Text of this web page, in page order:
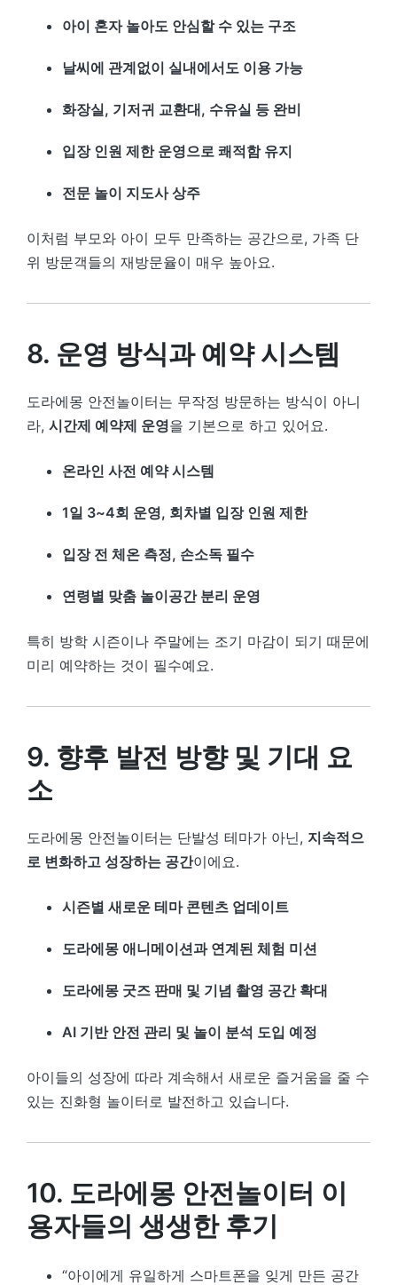
아이 혼자 놀아도 안심할 수 있는 구조
날씨에 관계없이 실내에서도 이용 가능
화장실, 기저귀 교환대, 수유실 등 완비
입장 인원 제한 운영으로 쾌적함 유지
전문 놀이 지도사 상주
이처럼 부모와 아이 모두 만족하는 공간으로, 가족 단
위 방문객들의 재방문율이 매우 높아요.
8. 운영 방식과 예약 시스템
도라에몽 안전놀이터는 무작정 방문하는 방식이 아니
라, 시간제 예약제 운영을 기본으로 하고 있어요.
온라인 사전 예약 시스템
1일 3~4회 운영, 회차별 입장 인원 제한
입장 전 체온 측정, 손소독 필수
연령별 맞춤 놀이공간 분리 운영
특히 방학 시즌이나 주말에는 조기 마감이 되기 때문에
미리 예약하는 것이 필수예요.
9. 향후 발전 방향 및 기대 요
소
도라에몽 안전놀이터는 단발성 테마가 아닌, 지속적으
로 변화하고 성장하는 공간이에요.
시즌별 새로운 테마 콘텐츠 업데이트
도라에몽 애니메이션과 연계된 체험 미션
도라에몽 굿즈 판매 및 기념 촬영 공간 확대
AI 기반 안전 관리 및 놀이 분석 도입 예정
아이들의 성장에 따라 계속해서 새로운 즐거움을 줄 수
있는 진화형 놀이터로 발전하고 있습니다.
10. 도라에몽 안전놀이터 이
용자들의 생생한 후기
“아이에게 유일하게 스마트폰을 잊게 만든 공간